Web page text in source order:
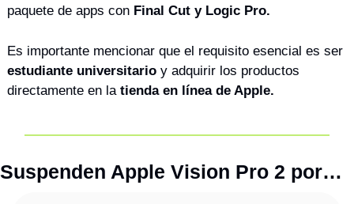
paquete de apps con Final Cut y Logic Pro.
estudiante universitario y adquirir los productos
directamente en la tienda en línea de Apple.
Suspenden Apple Vision Pro 2 por…